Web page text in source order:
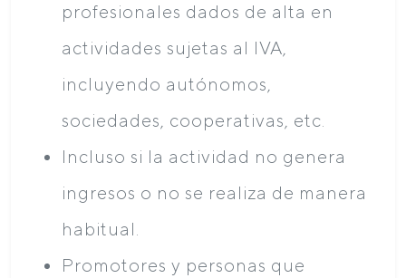
profesionales dados de alta en
actividades sujetas al IVA,
incluyendo autónomos,
sociedades, cooperativas, etc.
Incluso si la actividad no genera
ingresos o no se realiza de manera
habitual.
Promotores y personas que